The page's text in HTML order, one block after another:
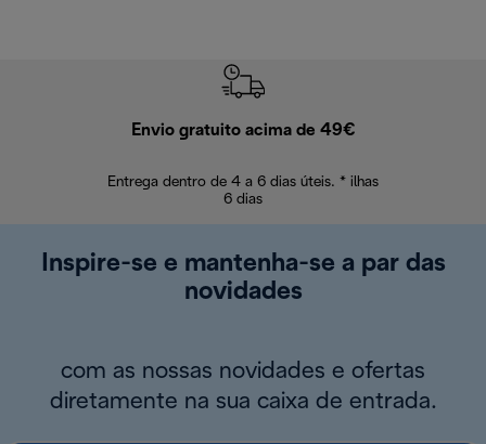
Envio gratuito acima de 49€
Entrega dentro de 4 a 6 dias úteis. * ilhas
6 dias
Inspire-se e mantenha-se a par das
novidades
com as nossas novidades e ofertas
diretamente na sua caixa de entrada.